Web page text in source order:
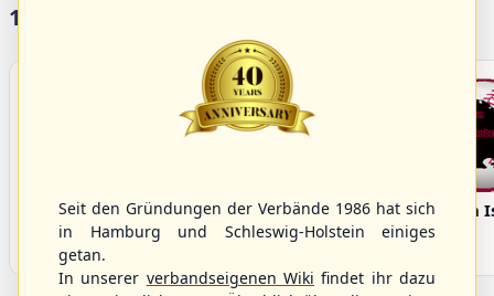
17 Vereine im S/HBV
Bargenstedt
Beavers
Elmshorn Alligators Fehmarn
Seit den Gründungen der Verbände 1986 hat sich
in Hamburg und Schleswig-Holstein einiges
getan.
In unserer verbandseigenen Wiki findet ihr dazu